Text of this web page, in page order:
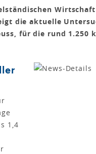
die aktuelle
für die rund
1,4